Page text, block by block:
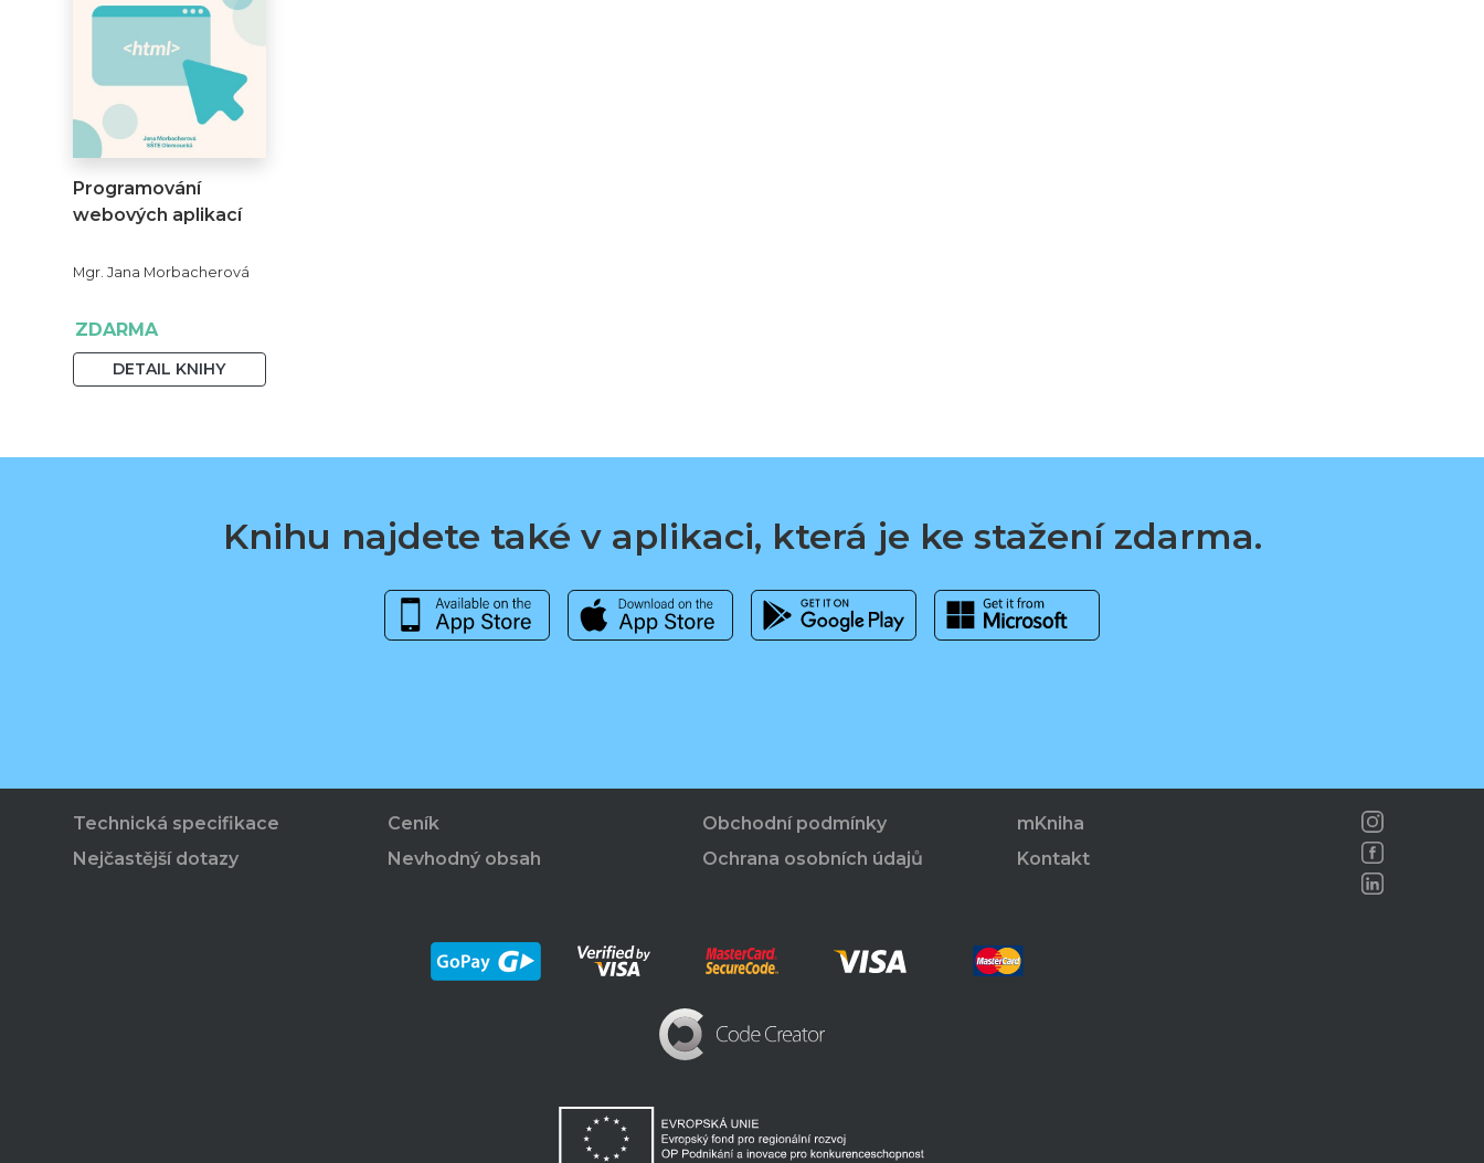
Programování
webových aplikací
Mgr. Jana Morbacherová
ZDARMA
DETAIL KNIHY
Knihu najdete také v aplikaci, která je ke stažení zdarma.
Technická specifikace
Nejčastější dotazy
Ceník
Nevhodný obsah
Obchodní podmínky
Ochrana osobních údajů
mKniha
Kontakt